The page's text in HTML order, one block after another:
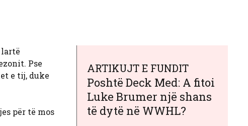
Pse
e tij, duke
për të mos
ARTIKUJT E FUNDIT
Poshtë Deck Med: A fitoi
Luke Brumer një shans
të dytë në WWHL?